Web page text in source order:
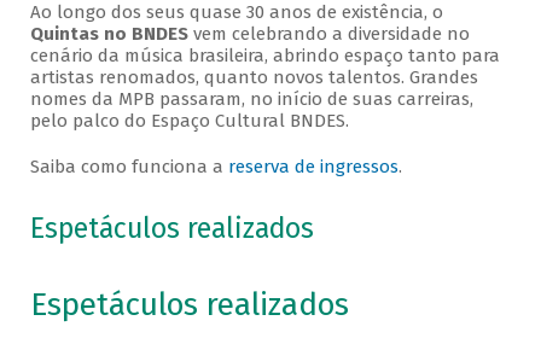
Ao longo dos seus quase 30 anos de existência, o
Quintas no BNDESvem celebrando a diversidade no
cenário da música brasileira, abrindo espaço tanto para
artistas renomados, quanto novos talentos. Grandes
nomes da MPB passaram, no início de suas carreiras,
pelo palco do Espaço Cultural BNDES.
Saiba como funciona a reserva de ingressos.
Espetáculos realizados
Espetáculos realizados